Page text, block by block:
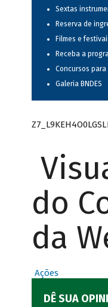
Sextas
Reserva de
Filmes e
Receba a
Concursos
Galeria BNDES
do
da
Ações
DÊ SUA